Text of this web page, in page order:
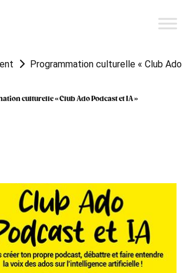
Programmation culturelle « Club Ado
culturelle « Club Ado Podcast et IA »